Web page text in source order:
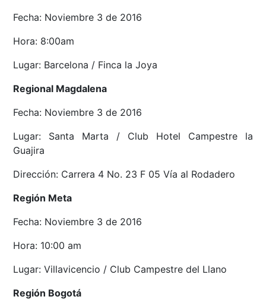
Fecha: Noviembre 3 de 2016
Hora: 8:00am
Lugar: Barcelona / Finca la Joya
Regional Magdalena
Fecha: Noviembre 3 de 2016
Lugar: Santa Marta / Club Hotel Campestre la
Guajira
Dirección: Carrera 4 No. 23 F 05 Vía al Rodadero
Región Meta
Fecha: Noviembre 3 de 2016
Hora: 10:00 am
Lugar: Villavicencio / Club Campestre del Llano
Región Bogotá